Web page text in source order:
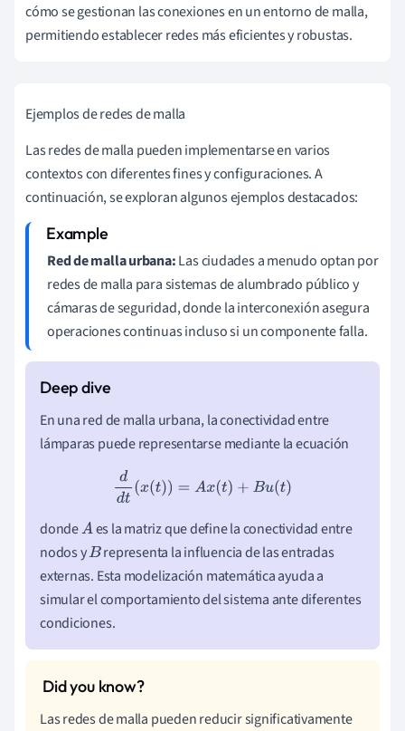
cómo se gestionan las conexiones en un entorno de malla,
permitiendo establecer redes más eficientes y robustas.
Ejemplos de redes de malla
Las redes de malla pueden implementarse en varios
contextos con diferentes fines y configuraciones. A
continuación, se exploran algunos ejemplos destacados:
Red de malla urbana:Las ciudades a menudo optan por
redes de malla para sistemas de alumbrado público y
cámaras de seguridad, donde la interconexión asegura
operaciones continuas incluso si un componente falla.
En una red de malla urbana, la conectividad entre
lámparas puede representarse mediante la ecuación
ddt(x (t)) =Ax(t)+ Bu( t)
dondeA es la matriz que define la conectividad entre
nodos yB representa la influencia de las entradas
externas. Esta modelización matemática ayuda a
simular el comportamiento del sistema ante diferentes
condiciones.
Las redes de malla pueden reducir significativamente